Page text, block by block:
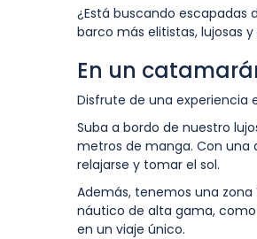
¿Está buscando escapadas
barco más elitistas, lujosas
En un
Disfrute de una experiencia
Suba a bordo de nuestro
metros de manga. Con una
relajarse y tomar el sol.
Además, tenemos una zona
náutico de alta gama,
en un viaje único.